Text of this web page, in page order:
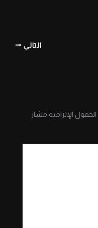
التالي
الحقول الإلزامية مشار